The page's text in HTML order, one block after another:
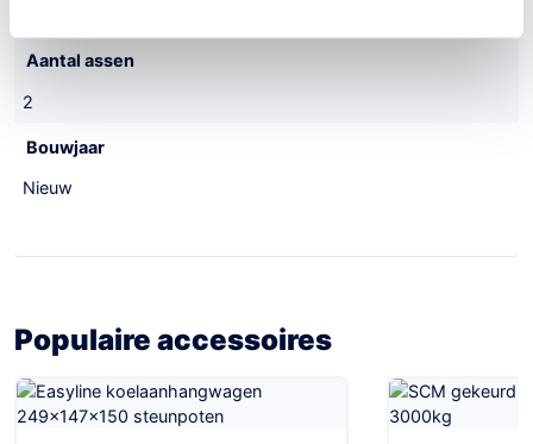
Aantal assen
2
Bouwjaar
Nieuw
Populaire accessoires